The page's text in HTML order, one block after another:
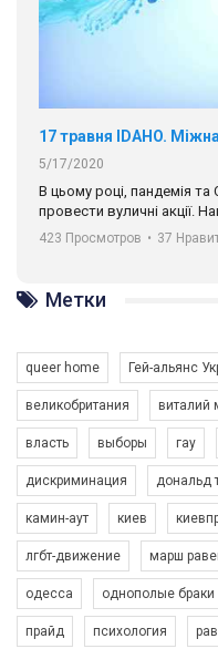
5/17/2020
В цьому році, пандемія
провести вуличні акції.
навіть коли ми у різних
разом. Ми закликаємо
солідарності,
ГАУ є в 16 областях
Разом наш голос лунає
423 Просмотров • 37
6/30/2017
Емоційний та вражаючий
представляє програму
Метки
queer home Гей-альянс
великобритания виталий
власть выборы гау
дискриминация дональд
камин-аут киев
лгбт-движение марш
одесса однополые браки
прайд психология